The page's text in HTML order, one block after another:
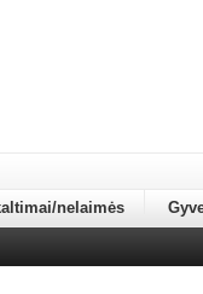
nelaimės